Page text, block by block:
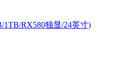
1TB/RX580独显/24英寸)